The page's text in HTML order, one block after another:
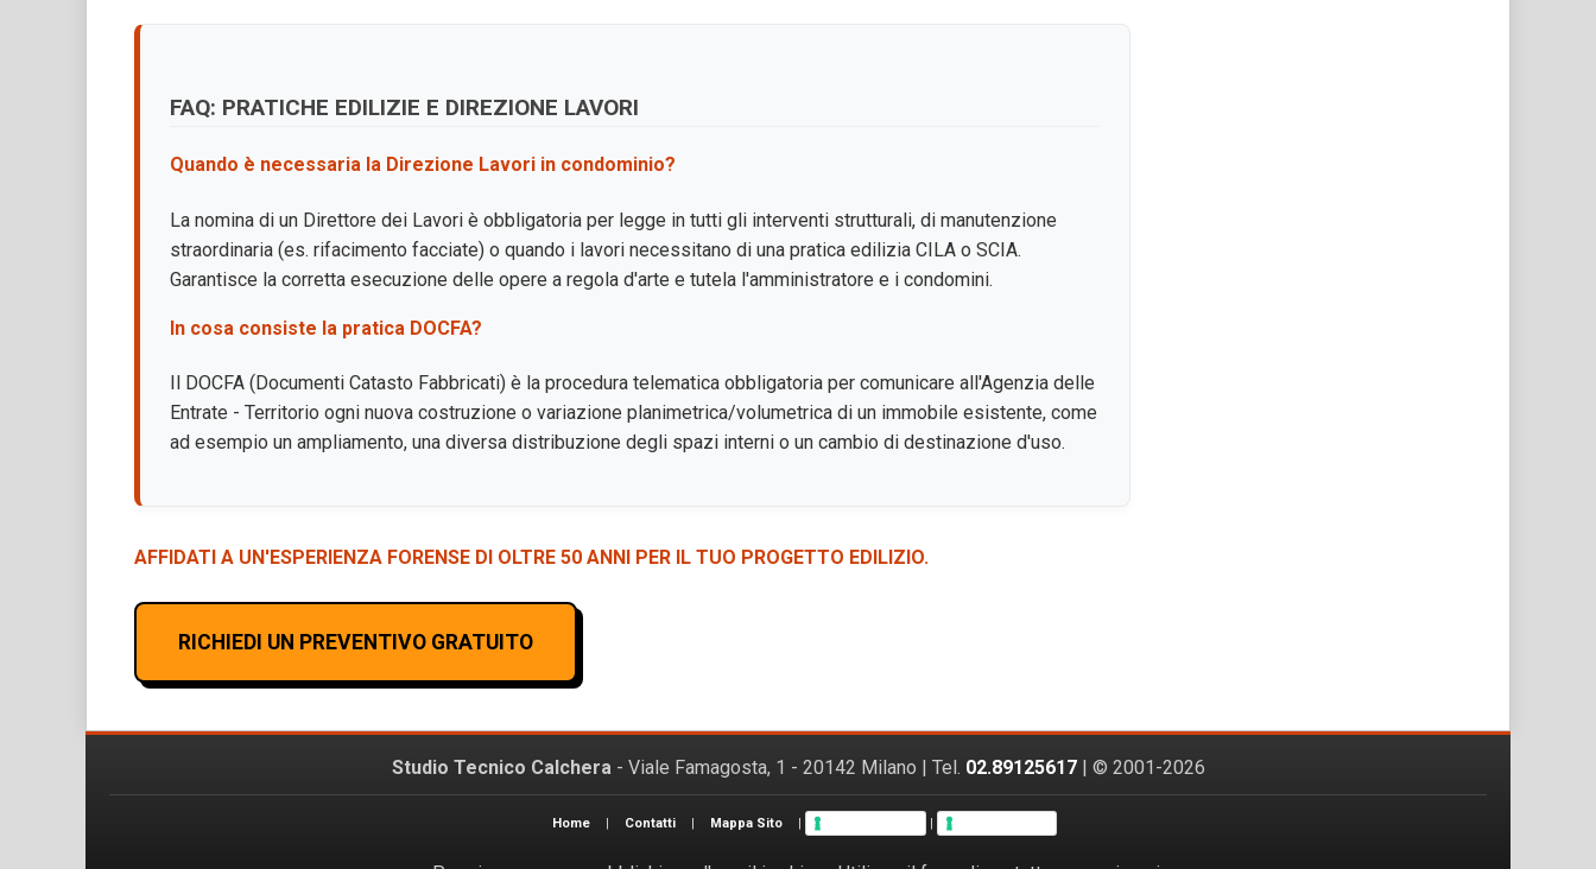
FAQ: PRATICHE EDILIZIE E DIREZIONE LAVORI
Quando è necessaria la Direzione Lavori in condominio?
La nomina di un Direttore dei Lavori è obbligatoria per legge in tutti gli interventi strutturali, di manutenzione
straordinaria (es. rifacimento facciate) o quando i lavori necessitano di una pratica edilizia CILA o SCIA.
Garantisce la corretta esecuzione delle opere a regola d'arte e tutela l'amministratore e i condomini.
In cosa consiste la pratica DOCFA?
Il DOCFA (Documenti Catasto Fabbricati) è la procedura telematica obbligatoria per comunicare all'Agenzia delle
Entrate - Territorio ogni nuova costruzione o variazione planimetrica/volumetrica di un immobile esistente, come
ad esempio un ampliamento, una diversa distribuzione degli spazi interni o un cambio di destinazione d'uso.
AFFIDATI A UN'ESPERIENZA FORENSE DI OLTRE 50 ANNI PER IL TUO PROGETTO EDILIZIO.
RICHIEDI UN PREVENTIVO GRATUITO
Studio Tecnico Calchera - Viale Famagosta, 1 - 20142 Milano | Tel. 02.89125617| © 2001-2026
Home | Contatti | Mappa Sito | |